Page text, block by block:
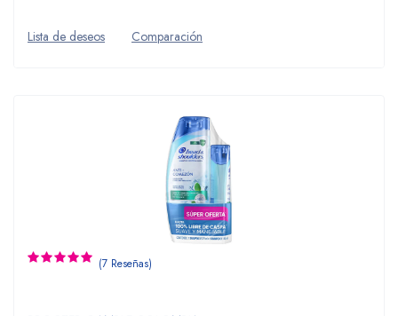
Lista de deseos Comparación
(7 Reseñas)